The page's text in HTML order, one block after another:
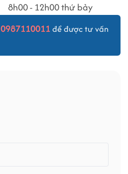
8h00 - 12h00 thứ bảy
0987110011để được tư vấn